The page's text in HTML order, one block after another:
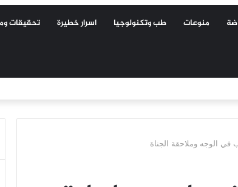
منوعات طب وتكنولوجيا اسرار خطيرة تحقيقات
الوجه وملاحقة الجناة